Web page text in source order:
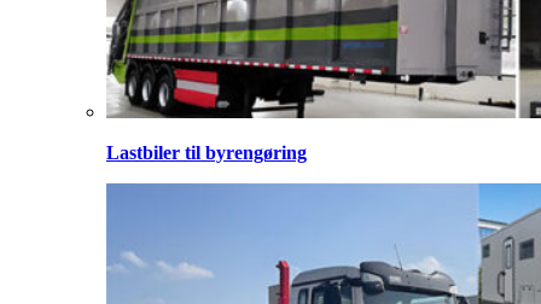
Lastbiler til byrengøring